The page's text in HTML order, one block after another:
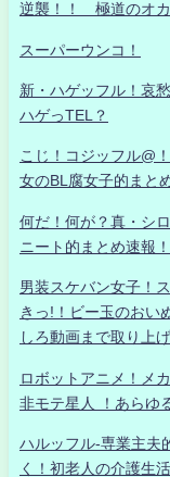
逆襲！！ 極道のオカ
スーパーウンコ！
新・ハゲッフル！哀
ハゲっTEL？
こじ！コジッフル@
女のBL腐女子的まと
何だ！何が？真・
ニート的まとめ速報
男装スケバン女子！
きっ!！ビー玉のお
しろ動画まで取り上
ロボットアニメ！メ
非モテ星人 ！あらゆ
ハルッフル-専業主夫
く！初老人の介護生